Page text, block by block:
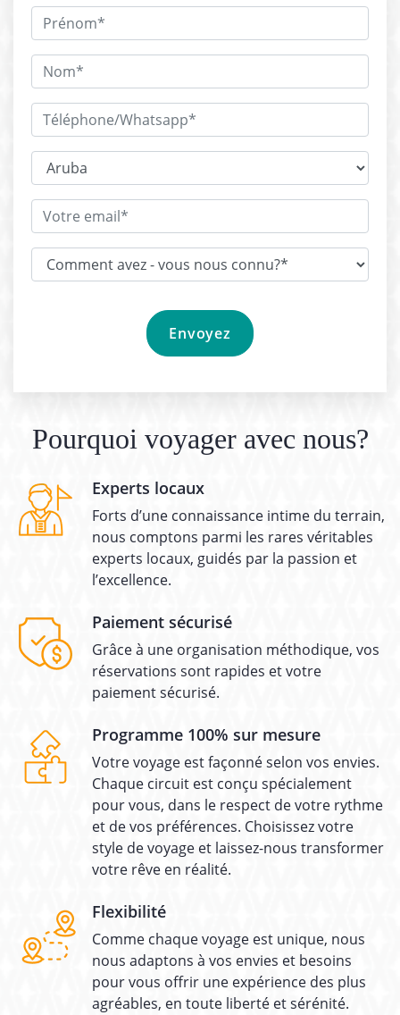
Pourquoi voyager avec nous?
Experts locaux
Forts d’une connaissance intime du terrain,
nous comptons parmi les rares véritables
experts locaux, guidés par la passion et
l’excellence.
Paiement sécurisé
Grâce à une organisation méthodique, vos
réservations sont rapides et votre
paiement sécurisé.
Programme 100% sur mesure
Votre voyage est façonné selon vos envies.
Chaque circuit est conçu spécialement
pour vous, dans le respect de votre rythme
et de vos préférences. Choisissez votre
style de voyage et laissez-nous transformer
votre rêve en réalité.
Flexibilité
Comme chaque voyage est unique, nous
nous adaptons à vos envies et besoins
pour vous offrir une expérience des plus
agréables, en toute liberté et sérénité.